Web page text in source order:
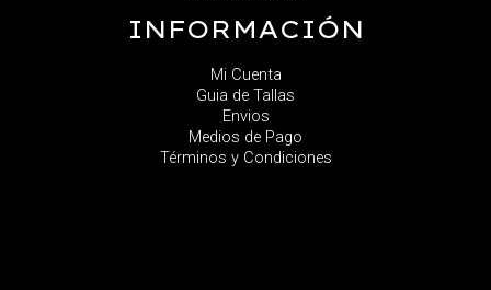
INFORMACIÓN
Mi Cuenta
Guia de Tallas
Envios
Medios de Pago
Términos y Condiciones